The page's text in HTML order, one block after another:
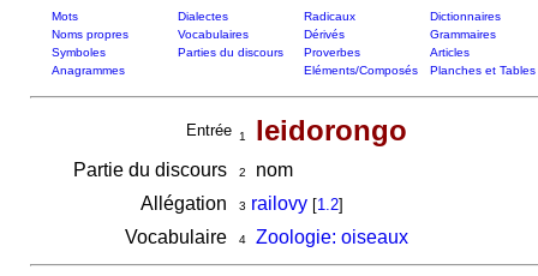
Mots Dialectes Radicaux
Dictionnaires
Noms propres
Vocabulaires Dérivés
Grammaires
Symboles
Parties du discours Proverbes
Articles
Anagrammes
Eléments/Composés Planches et Tables
Entrée 1 leidorongo
Partie du discours 2
nom
Allégation
3 railovy [1.2]
Vocabulaire 4 Zoologie: oiseaux